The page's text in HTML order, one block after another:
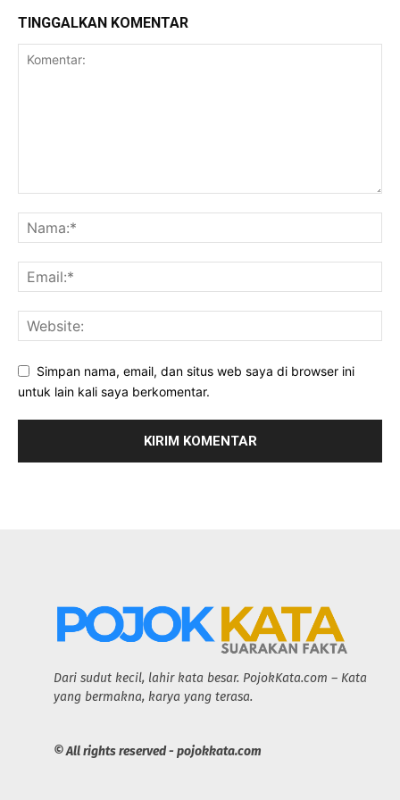
TINGGALKAN KOMENTAR
Simpan nama, email, dan situs web saya di browser ini
untuk lain kali saya berkomentar.
Dari sudut kecil, lahir kata besar. PojokKata.com – Kata
yang bermakna, karya yang terasa.
© All rights reserved - pojokkata.com